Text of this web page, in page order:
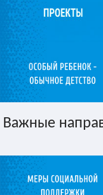
Важные